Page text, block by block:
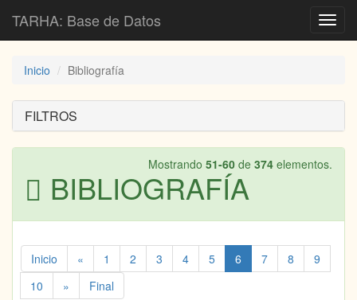
TARHA: Base de Datos
Inicio Bibliografía
FILTROS
Mostrando 51-60 de 374 elementos.
BIBLIOGRAFÍA
Inicio « 1 2 3 4 5 6 7 8
9
10
» Final